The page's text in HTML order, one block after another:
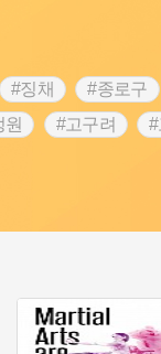
#징채 #종로구
원 #고구려
#문화유산 #노
자현